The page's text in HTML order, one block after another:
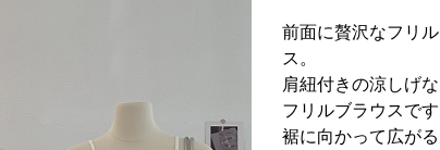
前面に贅沢なフリ
ス。
肩紐付きの涼しげ
フリルブラウスです
裾に向かって広が